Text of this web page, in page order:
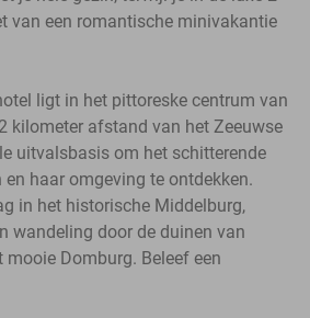
van een romantische minivakantie
ligt in het pittoreske centrum van
kilometer afstand van het Zeeuwse
uitvalsbasis om het schitterende
haar omgeving te ontdekken.
in het historische Middelburg,
wandeling door de duinen van
mooie Domburg. Beleef een